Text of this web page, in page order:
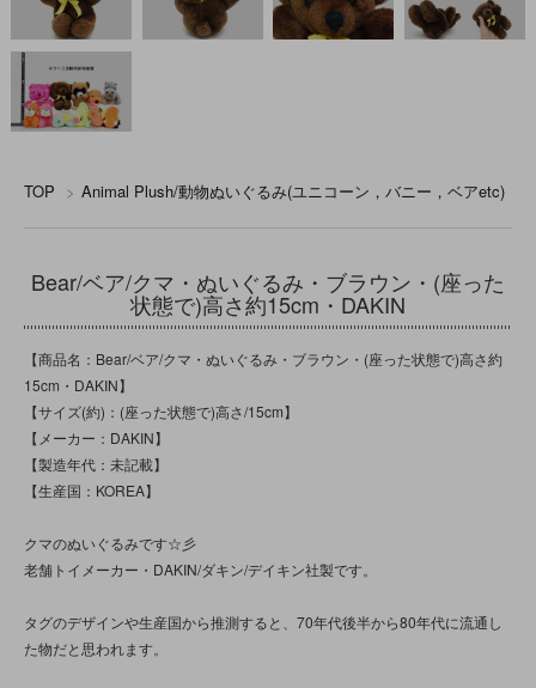
TOP > Animal Plush/動物ぬいぐるみ(ユニコーン，バニー，ベアetc)
Bear/ベア/クマ・ぬいぐるみ・ブラウン・(座った
状態で)高さ約15cm・DAKIN
【商品名：Bear/ベア/クマ・ぬいぐるみ・ブラウン・(座った状態で)高さ約
15cm・DAKIN】
【サイズ(約)：(座った状態で)高さ/15cm】
【メーカー：DAKIN】
【製造年代：未記載】
【生産国：KOREA】
クマのぬいぐるみです☆彡
老舗トイメーカー・DAKIN/ダキン/デイキン社製です。
タグのデザインや生産国から推測すると、70年代後半から80年代に流通し
た物だと思われます。